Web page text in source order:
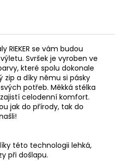
RIEKER se vám budou
Svršek je vyroben ve
které spolu dokonale
zip a díky němu si pásky
potřeb. Měkká stélka
celodenní komfort.
jak do přírody, tak do
této technologii lehká,
při došlapu.